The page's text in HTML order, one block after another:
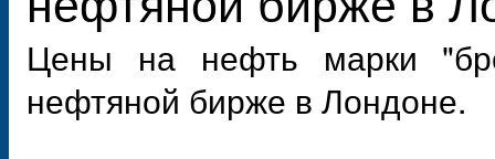
Цены на нефть марки
нефтяной бирже в Лондоне.